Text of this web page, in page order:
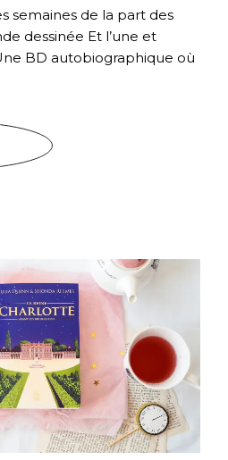
semaines de la part des
dessinée Et l’une et
BD autobiographique où